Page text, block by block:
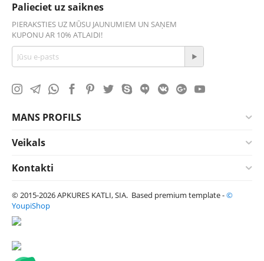
Palieciet uz saiknes
PIERAKSTIES UZ MŪSU JAUNUMIEM UN SAŅEM
KUPONU AR 10% ATLAIDI!
MANS PROFILS
Veikals
Kontakti
© 2015-2026 APKURES KATLI, SIA. Based premium template -©
YoupiShop